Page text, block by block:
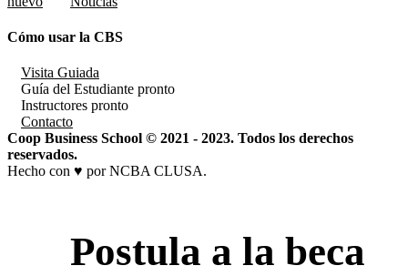
Cómo usar la CBS
Visita Guiada
Guía del Estudiante pronto
Instructores pronto
Contacto
Coop Business School © 2021 - 2023. Todos los derechos
reservados.
Hecho con ♥ por NCBA CLUSA.
Postula a la beca